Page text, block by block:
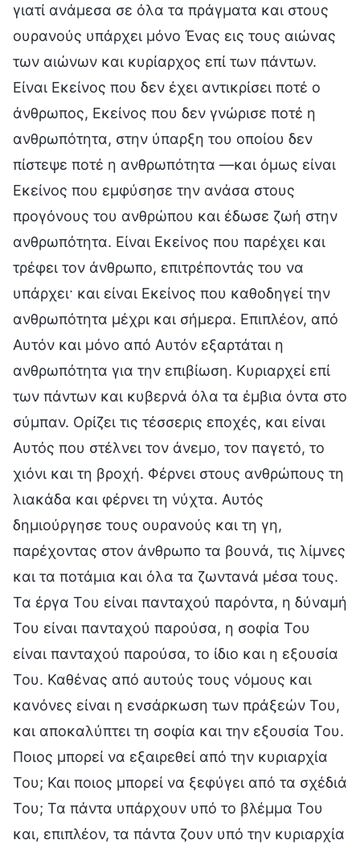
γιατί ανάμεσα σε όλα τα πράγματα και στους
ουρανούς υπάρχει μόνο Ένας εις τους αιώνας
των αιώνων και κυρίαρχος επί των πάντων.
Είναι Εκείνος που δεν έχει αντικρίσει ποτέ ο
άνθρωπος, Εκείνος που δεν γνώρισε ποτέ η
ανθρωπότητα, στην ύπαρξη του οποίου δεν
πίστεψε ποτέ η ανθρωπότητα —και όμως είναι
Εκείνος που εμφύσησε την ανάσα στους
προγόνους του ανθρώπου και έδωσε ζωή στην
ανθρωπότητα. Είναι Εκείνος που παρέχει και
τρέφει τον άνθρωπο, επιτρέποντάς του να
υπάρχει· και είναι Εκείνος που καθοδηγεί την
ανθρωπότητα μέχρι και σήμερα. Επιπλέον, από
Αυτόν και μόνο από Αυτόν εξαρτάται η
ανθρωπότητα για την επιβίωση. Κυριαρχεί επί
των πάντων και κυβερνά όλα τα έμβια όντα στο
σύμπαν. Ορίζει τις τέσσερις εποχές, και είναι
Αυτός που στέλνει τον άνεμο, τον παγετό, το
χιόνι και τη βροχή. Φέρνει στους ανθρώπους τη
λιακάδα και φέρνει τη νύχτα. Αυτός
δημιούργησε τους ουρανούς και τη γη,
παρέχοντας στον άνθρωπο τα βουνά, τις λίμνες
και τα ποτάμια και όλα τα ζωντανά μέσα τους.
Τα έργα Του είναι πανταχού παρόντα, η δύναμή
Του είναι πανταχού παρούσα, η σοφία Του
είναι πανταχού παρούσα, το ίδιο και η εξουσία
Του. Καθένας από αυτούς τους νόμους και
κανόνες είναι η ενσάρκωση των πράξεών Του,
και αποκαλύπτει τη σοφία και την εξουσία Του.
Ποιος μπορεί να εξαιρεθεί από την κυριαρχία
Του; Και ποιος μπορεί να ξεφύγει από τα σχέδιά
Του; Τα πάντα υπάρχουν υπό το βλέμμα Του
και, επιπλέον, τα πάντα ζουν υπό την κυριαρχία